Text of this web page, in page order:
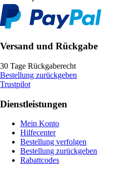
Versand und Rückgabe
30 Tage Rückgaberecht
Bestellung zurückgeben
Trustpilot
Dienstleistungen
Mein Konto
Hilfecenter
Bestellung verfolgen
Bestellung zurückgeben
Rabattcodes